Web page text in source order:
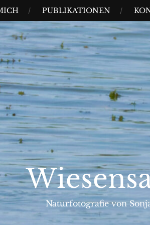
PUBLIKATIONEN
Naturfotografie von